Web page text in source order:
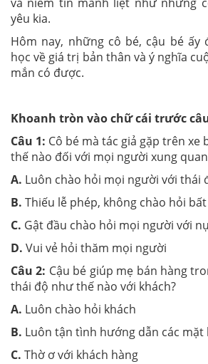
yêu kia.
Hôm nay, những cô bé, cậu bé
học về giá trị bản thân và ý nghĩa
mắn có được.
Khoanh tròn vào chữ cái trước
Câu 1: Cô bé mà tác giả gặp trên
thế nào đối với mọi người xung
A. Luôn chào hỏi mọi người với thái
B. Thiếu lễ phép, không chào hỏi bất
C. Gật đầu chào hỏi mọi người với
D. Vui vẻ hỏi thăm mọi người
Câu 2: Cậu bé giúp mẹ bán hàng
thái độ như thế nào với khách?
A. Luôn chào hỏi khách
B. Luôn tận tình hướng dẫn các mặt
C. Thờ ơ với khách hàng